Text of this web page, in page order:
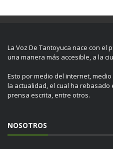
La Voz De Tantoyuca nace con el
una manera más accesible, a la
Esto por medio del internet,
la actualidad, el cual ha rebasado
prensa escrita, entre otros.
NOSOTROS